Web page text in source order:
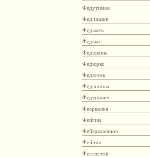
Федутинов
Федчишин
Федыаев
Федько
Федюкина
Федюрко
Федючок
Федяинова
Федянович
Феервалиа
Фейгин
Фейзрахманов
Фейрик
Фектистов